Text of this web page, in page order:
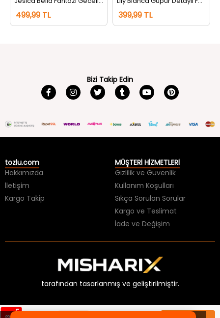
499,99 TL 399,99 TL
Bizi Takip Edin
tozlu.com
Hakkımızda
İletişim
Kargo Takip
MÜŞTERİ HİZMETLERİ
Gizlilik ve Güvenlik
Kullanım Koşulları
Sıkça Sorulan Sorular
Kargo ve Teslimat
İade ve Değişim
tarafından tasarlanmış ve geliştirilmiştir.